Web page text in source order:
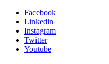
Facebook
Linkedin
Instagram
Twitter
Youtube